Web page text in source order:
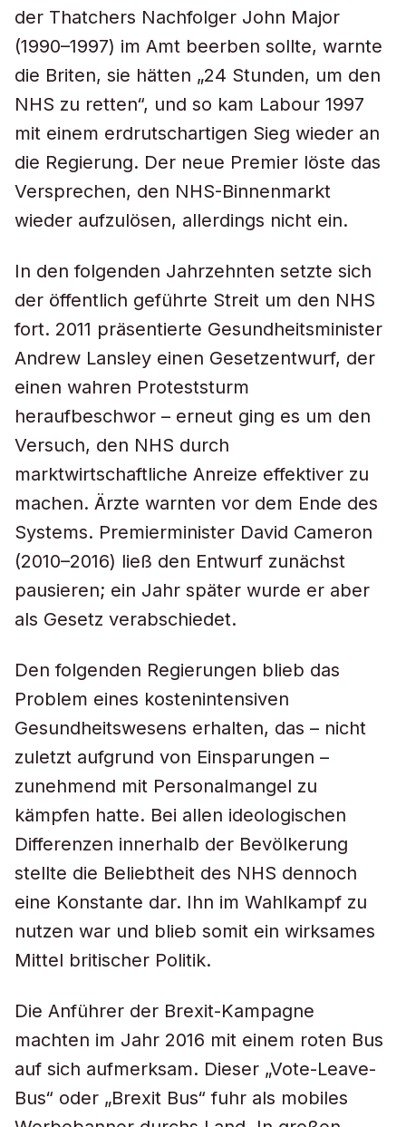
der Thatchers Nachfolger John Major
(1990–1997) im Amt beerben sollte, warnte
die Briten, sie hätten „24 Stunden, um den
NHS zu retten“, und so kam Labour 1997
mit einem erdrutschartigen Sieg wieder an
die Regierung. Der neue Premier löste das
Versprechen, den NHS-Binnenmarkt
wieder aufzulösen, allerdings nicht ein.
In den folgenden Jahrzehnten setzte sich
der öffentlich geführte Streit um den NHS
fort. 2011 präsentierte Gesundheitsminister
Andrew Lansley einen Gesetzentwurf, der
einen wahren Proteststurm
heraufbeschwor – erneut ging es um den
Versuch, den NHS durch
marktwirtschaftliche Anreize effektiver zu
machen. Ärzte warnten vor dem Ende des
Systems. Premierminister David Cameron
(2010–2016) ließ den Entwurf zunächst
pausieren; ein Jahr später wurde er aber
als Gesetz verabschiedet.
Den folgenden Regierungen blieb das
Problem eines kostenintensiven
Gesundheitswesens erhalten, das – nicht
zuletzt aufgrund von Einsparungen –
zunehmend mit Personalmangel zu
kämpfen hatte. Bei allen ideologischen
Differenzen innerhalb der Bevölkerung
stellte die Beliebtheit des NHS dennoch
eine Konstante dar. Ihn im Wahlkampf zu
nutzen war und blieb somit ein wirksames
Mittel britischer Politik.
Die Anführer der Brexit-Kampagne
machten im Jahr 2016 mit einem roten Bus
auf sich aufmerksam. Dieser „Vote-Leave-
Bus“ oder „Brexit Bus“ fuhr als mobiles